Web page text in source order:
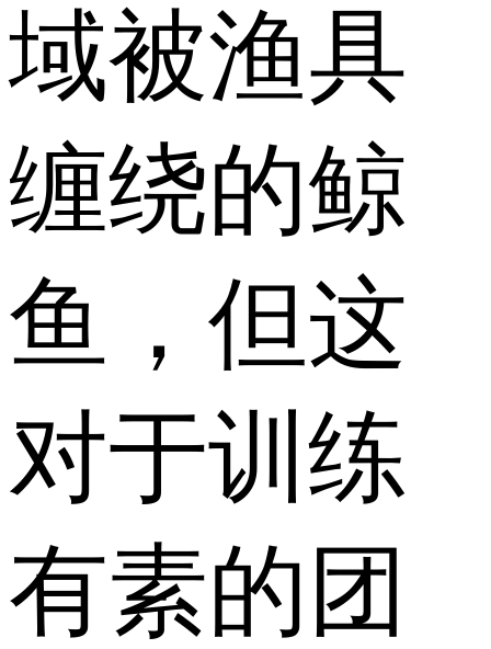
域被渔具
缠绕的鲸
鱼，但这
对于训练
有素的团